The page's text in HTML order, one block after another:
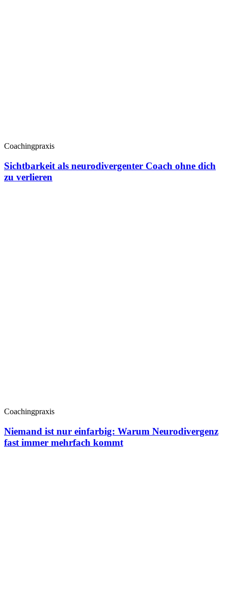
Coachingpraxis
Sichtbarkeit als neurodivergenter Coach ohne dich
zu verlieren
Coachingpraxis
Niemand ist nur einfarbig: Warum Neurodivergenz
fast immer mehrfach kommt